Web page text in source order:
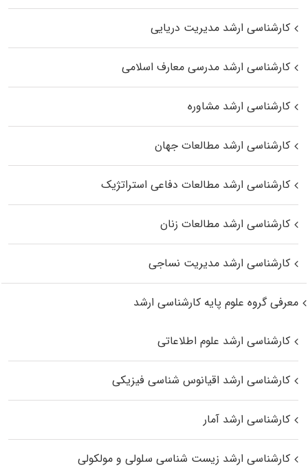
کارشناسی ارشد مدیریت دریایی
کارشناسی ارشد مدرسی معارف اسلامی
کارشناسی ارشد مشاوره
کارشناسی ارشد مطالعات جهان
کارشناسی ارشد مطالعات دفاعی استراتژیک
کارشناسی ارشد مطالعات زنان
کارشناسی ارشد مدیریت نساجی
معرفی گروه علوم پایه کارشناسی ارشد
کارشناسی ارشد علوم اطلاعاتی
کارشناسی ارشد اقیانوس‌ شناسی فیزیکی
کارشناسی ارشد آمار
کارشناسی ارشد زیست شناسی سلولی و مولکولی